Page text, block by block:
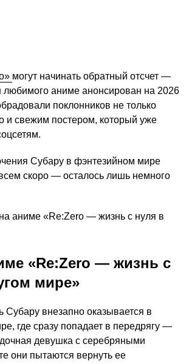
могут начинать обратный отсчет —
любимого аниме анонсирован на 2026
поклонников не только
и свежим постером, который уже
Субару в фэнтезийном мире
скоро — осталось лишь немного
«Re:Zero — жизнь с
мире»
внезапно оказывается в
где сразу попадает в передрягу —
девушка с серебряными
они пытаются вернуть ее